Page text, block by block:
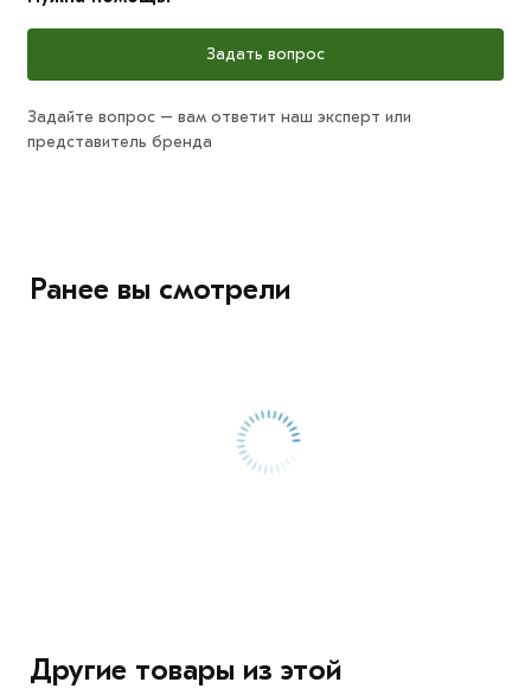
Задать вопрос
Задайте вопрос – вам ответит наш эксперт или
представитель бренда
Ранее вы смотрели
Другие товары из этой